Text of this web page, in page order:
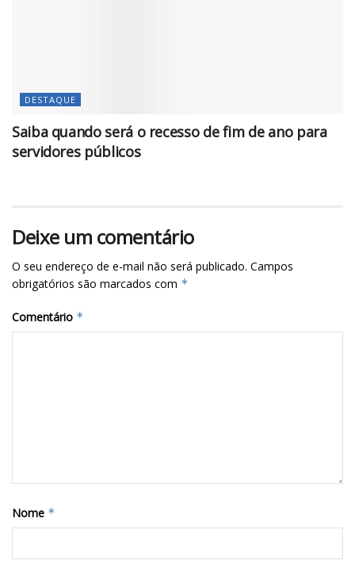
DESTAQUE
Saiba quando será o recesso de fim de ano para
servidores públicos
Deixe um comentário
O seu endereço de e-mail não será publicado. Campos
obrigatórios são marcados com *
Comentário *
Nome *